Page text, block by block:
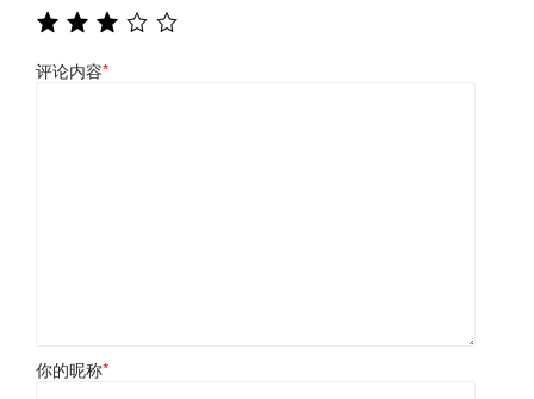
评论内容*
你的昵称*